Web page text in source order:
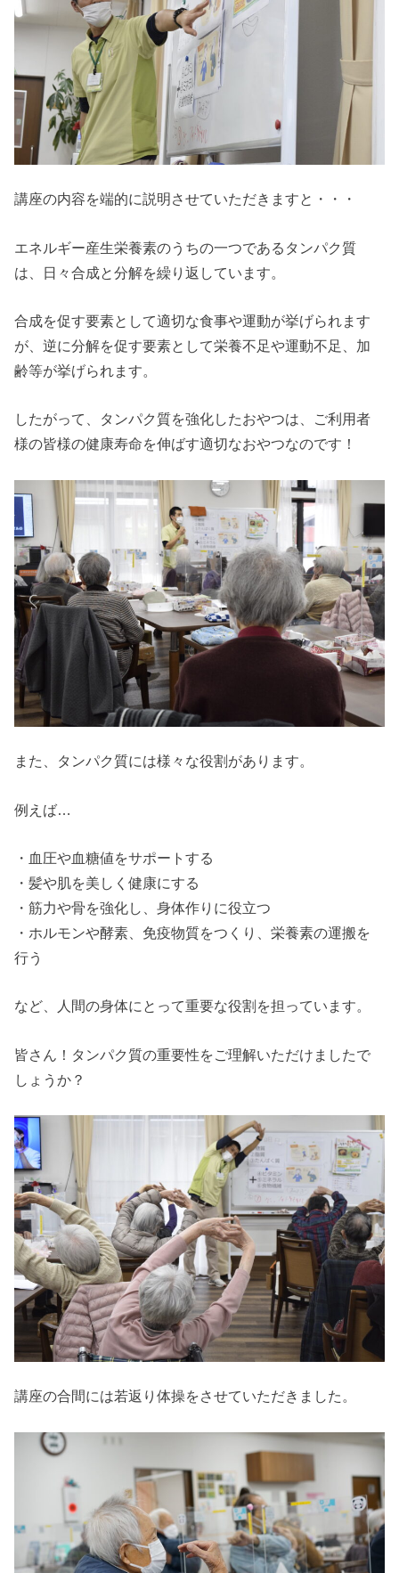
講座の内容を端的に説明させていただきますと・・・
エネルギー産生栄養素のうちの一つであるタンパク質
は、日々合成と分解を繰り返しています。
合成を促す要素として適切な食事や運動が挙げられます
が、逆に分解を促す要素として栄養不足や運動不足、加
齢等が挙げられます。
したがって、タンパク質を強化したおやつは、ご利用者
様の皆様の健康寿命を伸ばす適切なおやつなのです！
また、タンパク質には様々な役割があります。
例えば…
・血圧や血糖値をサポートする
・髪や肌を美しく健康にする
・筋力や骨を強化し、身体作りに役立つ
・ホルモンや酵素、免疫物質をつくり、栄養素の運搬を
行う
など、人間の身体にとって重要な役割を担っています。
皆さん！タンパク質の重要性をご理解いただけましたで
しょうか？
講座の合間には若返り体操をさせていただきました。